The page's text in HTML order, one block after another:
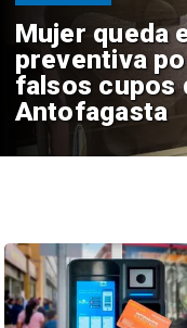
Mujer queda
preventiva
falsos cupos
Antofagasta